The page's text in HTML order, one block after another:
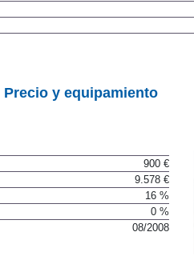
Precio y equipamiento
900 €
9.578 €
16 %
0 %
08/2008